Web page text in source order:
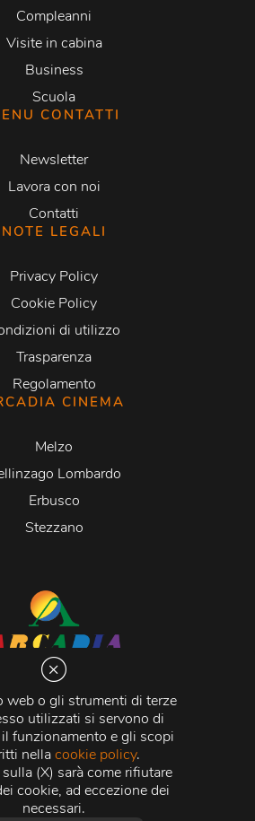
web o gli strumenti di terze
utilizzati si servono di
funzionamento e gli scopi
nellacookie policy.
(X) sarà come rifiutare
cookie, ad eccezione dei
necessari.
Compleanni
Visite in cabina
Business
Scuola
CONTATTI
Newsletter
Lavora con noi
Contatti
NOTE LEGALI
Privacy Policy
Cookie Policy
di utilizzo
Trasparenza
Regolamento
CINEMA
Melzo
Lombardo
Erbusco
Stezzano
della Libertà 20066 Melzo (MI)
R.E.A di Milano n. 1427910
di Milano n. 338392 -
11015840157 | Capitale Sociale
500.000,00 i.v.
S.r.l. 2026 © Tutti i diritti
riservati.